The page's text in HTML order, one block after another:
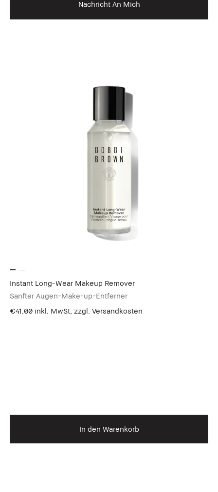
Nachricht An Mich
Instant Long-Wear Makeup Remover
Sanfter Augen-Make-up-Entferner
€41.00 inkl. MwSt, zzgl. Versandkosten
In den Warenkorb